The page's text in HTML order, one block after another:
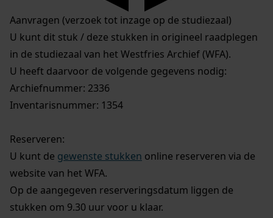
Aanvragen (verzoek tot inzage op de studiezaal)
U kunt dit stuk / deze stukken in origineel raadplegen
in de studiezaal van het Westfries Archief (WFA).
U heeft daarvoor de volgende gegevens nodig:
Archiefnummer: 2336
Inventarisnummer: 1354
Reserveren:
U kunt de gewenste stukken online reserveren via de
website van het WFA.
Op de aangegeven reserveringsdatum liggen de
stukken om 9.30 uur voor u klaar.